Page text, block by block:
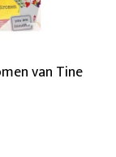
van Tine